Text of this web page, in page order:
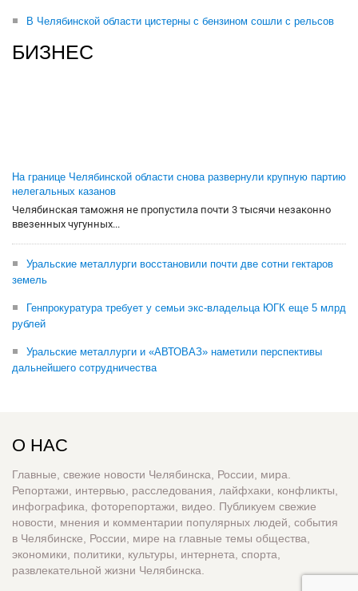
В Челябинской области цистерны с бензином сошли с рельсов
БИЗНЕС
На границе Челябинской области снова развернули крупную партию
нелегальных казанов
Челябинская таможня не пропустила почти 3 тысячи незаконно
ввезенных чугунных...
Уральские металлурги восстановили почти две сотни гектаров
земель
Генпрокуратура требует у семьи экс-владельца ЮГК еще 5 млрд
рублей
Уральские металлурги и «АВТОВАЗ» наметили перспективы
дальнейшего сотрудничества
О НАС
Главные, свежие новости Челябинска, России, мира.
Репортажи, интервью, расследования, лайфхаки, конфликты,
инфографика, фоторепортажи, видео. Публикуем свежие
новости, мнения и комментарии популярных людей, события
в Челябинске, России, мире на главные темы общества,
экономики, политики, культуры, интернета, спорта,
развлекательной жизни Челябинска.